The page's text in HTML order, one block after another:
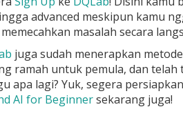
advanced meskipun kamu
masalah secara
juga sudah menerapkan
ramah untuk pemula, dan
apa lagi? Yuk, segera
AI for Beginnersekarang juga!